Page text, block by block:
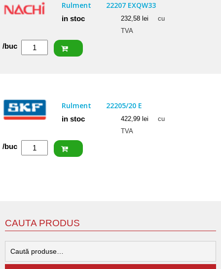
Rulment 22207 EXQW33
in stoc 232,58 lei
cu
TVA
Cantitate
/buc
Rulment 22205/20 E
in stoc 422,99 lei
cu
TVA
Cantitate
/buc
CAUTA PRODUS